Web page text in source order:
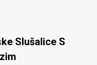
Slušalice S